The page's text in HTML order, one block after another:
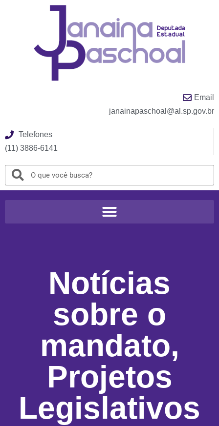
Email
janainapaschoal@al.sp.gov.br
Telefones
(11) 3886-6141
Notícias
sobre o
mandato,
Projetos
Legislativos